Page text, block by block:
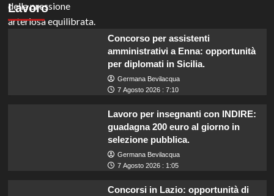
Lavoro
Concorso per assistenti
amministrativi a Enna: opportunità
per diplomati in Sicilia.
Germana Bevilacqua
7 Agosto 2026 : 7:10
Lavoro per insegnanti con INDIRE:
guadagna 200 euro al giorno in
selezione pubblica.
Germana Bevilacqua
7 Agosto 2026 : 1:05
Concorsi in Lazio: opportunità di